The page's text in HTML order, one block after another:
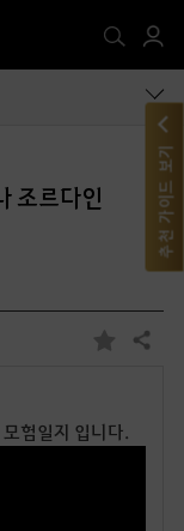
조르다인
즐
기
공유하기
험일지 입니다.
추천 가이드 보기